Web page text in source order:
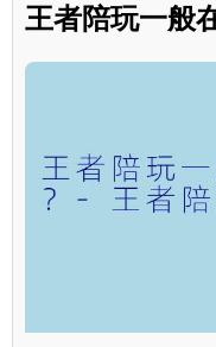
王者陪玩一般